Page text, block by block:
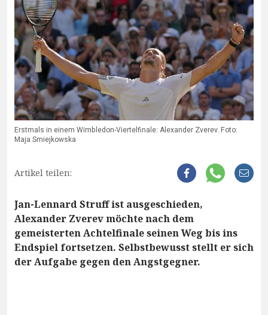
Erstmals in einem Wimbledon-Viertelfinale: Alexander Zverev. Foto:
Maja Smiejkowska
Artikel teilen:
Jan-Lennard Struff ist ausgeschieden,
Alexander Zverev möchte nach dem
gemeisterten Achtelfinale seinen Weg bis ins
Endspiel fortsetzen. Selbstbewusst stellt er sich
der Aufgabe gegen den Angstgegner.